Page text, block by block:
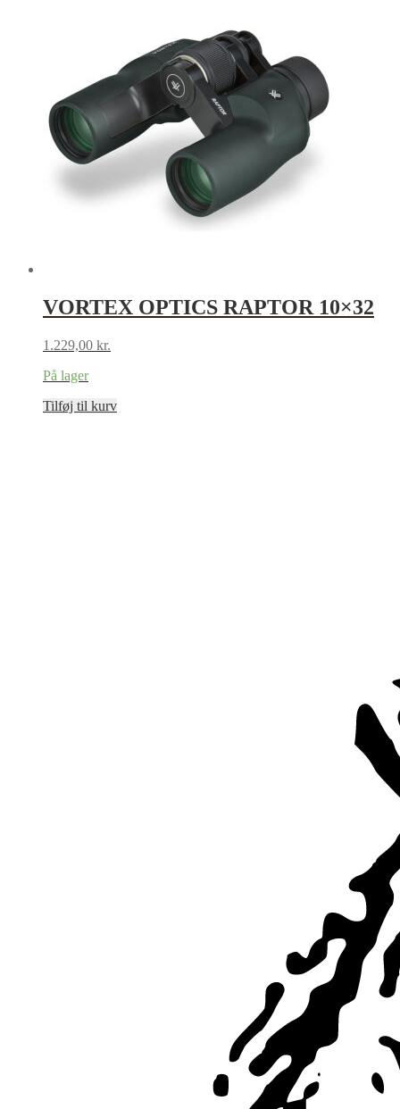
VORTEX OPTICS RAPTOR 10×32
1.229,00 kr.
På lager
Tilføj til kurv